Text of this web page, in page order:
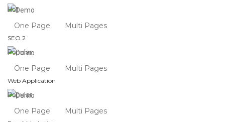
Hot
One Page Multi Pages
SEO 2
Popular
One Page Multi Pages
Web Application
Popular
One Page Multi Pages